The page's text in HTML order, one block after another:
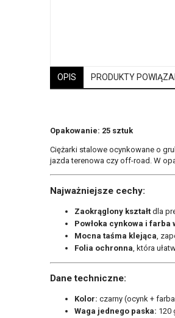
OPIS PRODUKTY
Opakowanie: 25 sztuk
Ciężarki stalowe ocynkowane o
jazda terenowa czy off-road. W
Najważniejsze cechy:
Zaokrąglony kształt dla
Powłoka cynkowa i
Mocna taśma klejąca ,
Folia ochronna , która
Dane techniczne:
Kolor: czarny (ocynk +
Waga jednego paska: 120